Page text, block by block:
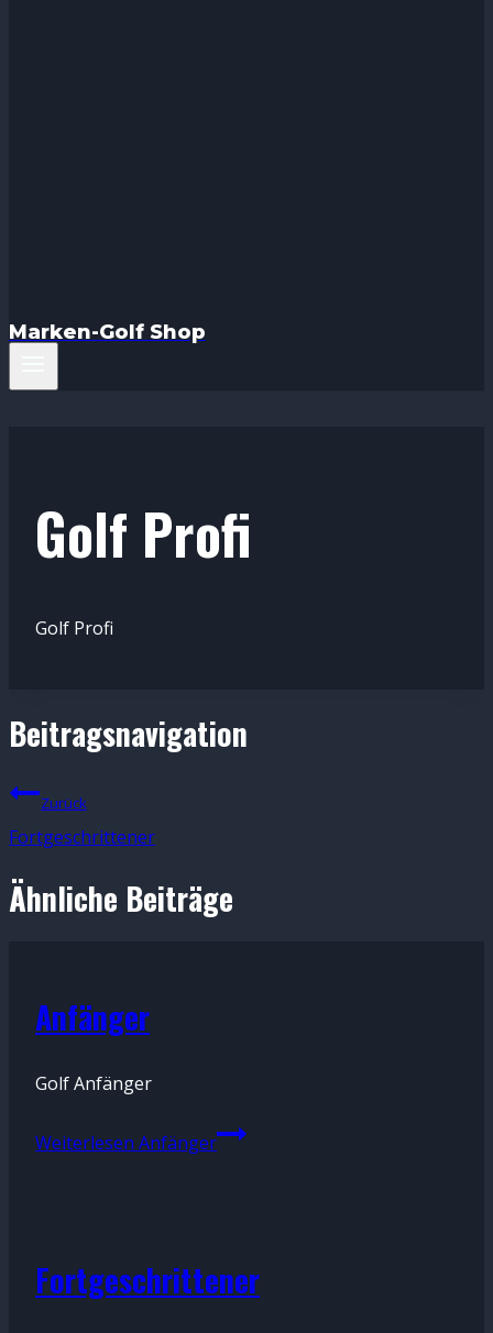
Marken-Golf Shop
Uncategorized
Golf Profi
VonGregoradmin
12.
Golf Profi
Beitragsnavigation
Zurück
Fortgeschrittener
Ähnliche Beiträge
Uncategorized
Anfänger
VonGregoradmin
12.
2023
Golf Anfänger
Weiterlesen Anfänger
Uncategorized
Fortgeschrittener